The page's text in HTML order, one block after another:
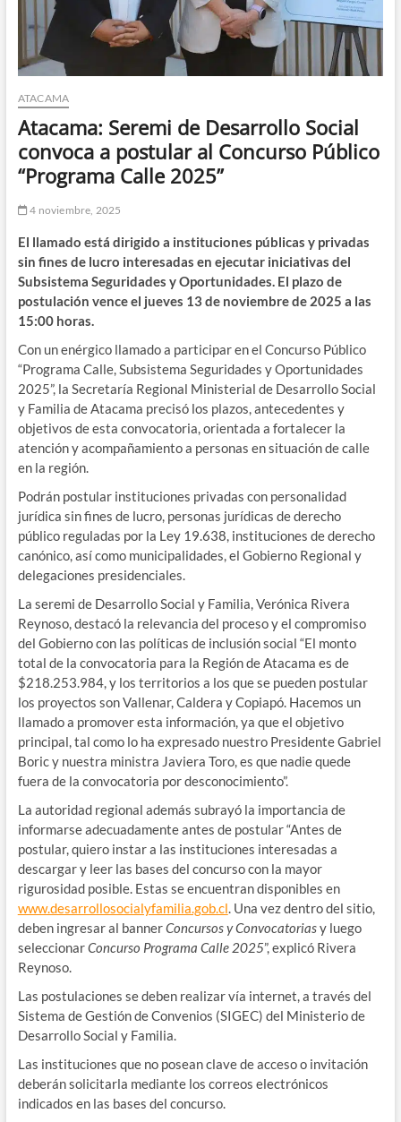
ATACAMA
Atacama: Seremi de Desarrollo Social
convoca a postular al Concurso Público
“Programa Calle 2025”
4 noviembre, 2025
El llamado está dirigido a instituciones públicas y privadas
sin fines de lucro interesadas en ejecutar iniciativas del
Subsistema Seguridades y Oportunidades. El plazo de
postulación vence el jueves 13 de noviembre de 2025 a las
15:00 horas.
Con un enérgico llamado a participar en el Concurso Público
“Programa Calle, Subsistema Seguridades y Oportunidades
2025”, la Secretaría Regional Ministerial de Desarrollo Social
y Familia de Atacama precisó los plazos, antecedentes y
objetivos de esta convocatoria, orientada a fortalecer la
atención y acompañamiento a personas en situación de calle
en la región.
Podrán postular instituciones privadas con personalidad
jurídica sin fines de lucro, personas jurídicas de derecho
público reguladas por la Ley 19.638, instituciones de derecho
canónico, así como municipalidades, el Gobierno Regional y
delegaciones presidenciales.
La seremi de Desarrollo Social y Familia, Verónica Rivera
Reynoso, destacó la relevancia del proceso y el compromiso
del Gobierno con las políticas de inclusión social “El monto
total de la convocatoria para la Región de Atacama es de
$218.253.984, y los territorios a los que se pueden postular
los proyectos son Vallenar, Caldera y Copiapó. Hacemos un
llamado a promover esta información, ya que el objetivo
principal, tal como lo ha expresado nuestro Presidente Gabriel
Boric y nuestra ministra Javiera Toro, es que nadie quede
fuera de la convocatoria por desconocimiento”.
La autoridad regional además subrayó la importancia de
informarse adecuadamente antes de postular “Antes de
postular, quiero instar a las instituciones interesadas a
descargar y leer las bases del concurso con la mayor
rigurosidad posible. Estas se encuentran disponibles en
www.desarrollosocialyfamilia.gob.cl. Una vez dentro del sitio,
deben ingresar al bannerConcursos y Convocatoriasy luego
seleccionarConcurso Programa Calle 2025”, explicó Rivera
Reynoso.
Las postulaciones se deben realizar vía internet, a través del
Sistema de Gestión de Convenios (SIGEC) del Ministerio de
Desarrollo Social y Familia.
Las instituciones que no posean clave de acceso o invitación
deberán solicitarla mediante los correos electrónicos
indicados en las bases del concurso.